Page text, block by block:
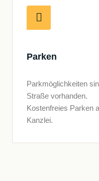
Parken
Parkmöglichkeiten
Straße vorhanden.
Kostenfreies Parken
Kanzlei.